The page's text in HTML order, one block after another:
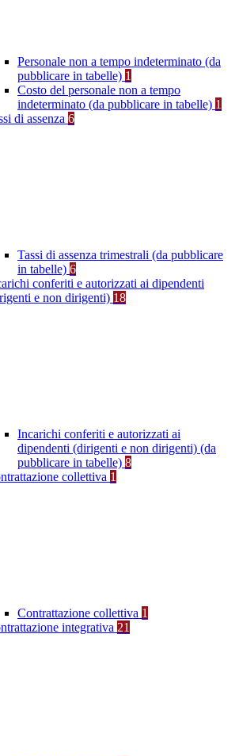
Personale non a tempo indeterminato (da
pubblicare in tabelle) 1
Costo del personale non a tempo
indeterminato (da pubblicare in tabelle) 1
di assenza 6
Tassi di assenza trimestrali (da pubblicare
in tabelle) 6
conferiti e autorizzati ai dipendenti
e non dirigenti) 18
Incarichi conferiti e autorizzati ai
dipendenti (dirigenti e non dirigenti) (da
pubblicare in tabelle) 8
collettiva 1
Contrattazione collettiva 1
integrativa 21